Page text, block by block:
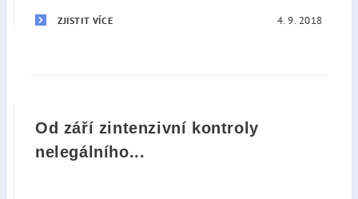
ZJISTIT VÍCE 4. 9. 2018
Od září zintenzivní kontroly
nelegálního...